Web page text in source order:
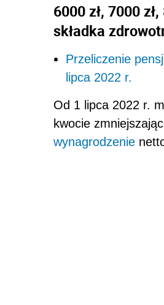
6000 zł, 7000
składka
Przeliczenie
lipca 2022 r.
Od 1 lipca 2022 r.
kwocie
wynagrodzenie